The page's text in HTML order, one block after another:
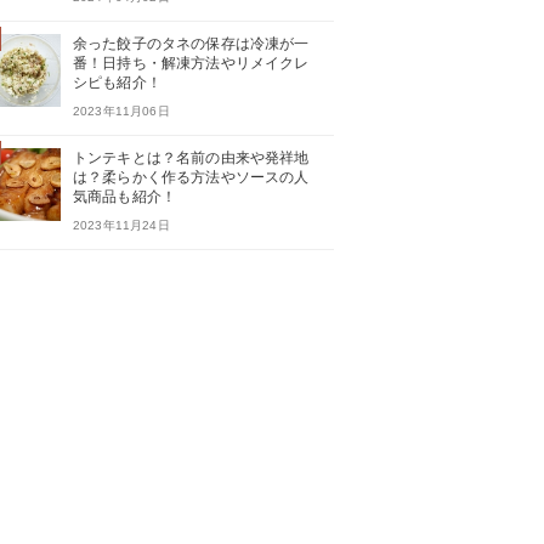
余った餃子のタネの保存は冷凍が一
番！日持ち・解凍方法やリメイクレ
シピも紹介！
2023年11月06日
トンテキとは？名前の由来や発祥地
は？柔らかく作る方法やソースの人
気商品も紹介！
2023年11月24日